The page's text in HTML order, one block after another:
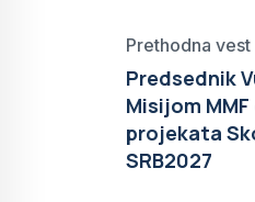
Prethodna vest
Predsednik
Misijom
projekata
SRB2027